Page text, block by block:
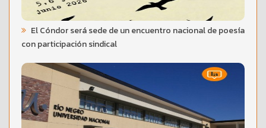
El Cóndor será sede de un encuentro nacional de poesía
con participación sindical